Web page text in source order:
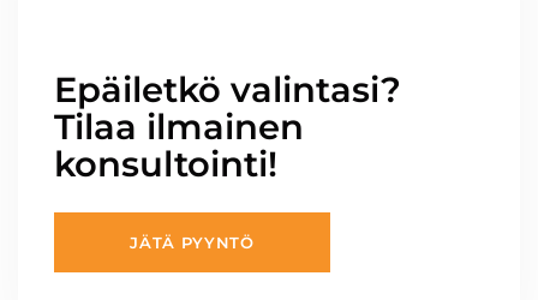
Epäiletkö valintasi?
Tilaa ilmainen
konsultointi!
JÄTÄ PYYNTÖ